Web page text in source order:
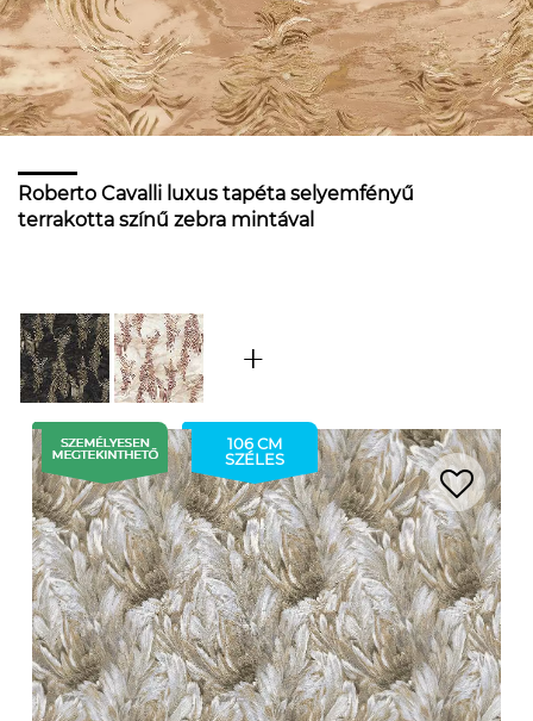
Roberto Cavalli luxus tapéta selyemfényű
terrakotta színű zebra mintával
106 CM
SZÉLES